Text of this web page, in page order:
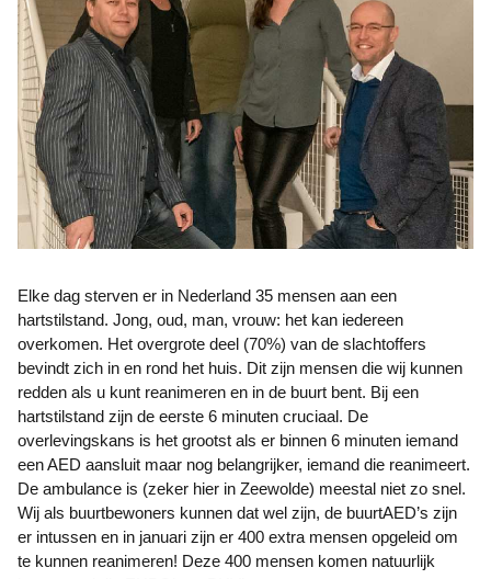
Elke dag sterven er in Nederland 35 mensen aan een
hartstilstand. Jong, oud, man, vrouw: het kan iedereen
overkomen. Het overgrote deel (70%) van de slachtoffers
bevindt zich in en rond het huis. Dit zijn mensen die wij kunnen
redden als u kunt reanimeren en in de buurt bent. Bij een
hartstilstand zijn de eerste 6 minuten cruciaal. De
overlevingskans is het grootst als er binnen 6 minuten iemand
een AED aansluit maar nog belangrijker, iemand die reanimeert.
De ambulance is (zeker hier in Zeewolde) meestal niet zo snel.
Wij als buurtbewoners kunnen dat wel zijn, de buurtAED’s zijn
er intussen en in januari zijn er 400 extra mensen opgeleid om
te kunnen reanimeren! Deze 400 mensen komen natuurlijk